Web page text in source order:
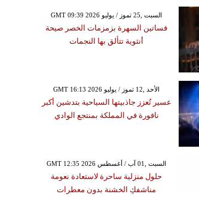
GMT 09:39 2026 السبت ,25 تموز / يوليو
فساتين السهرة بزمزمات الخصر صيحة
أنثوية تتألق بها النجمات
GMT 16:13 2026 الأحد ,12 تموز / يوليو
عسير تُعزز جاذبيتها السياحية بتدشين أكبر
نافورة في المملكة بمنتجع الوادي
GMT 12:35 2026 السبت ,01 آب / أغسطس
حلول منزلية ساحرة لاستعادة نعومة
مناشفكِ الخشنة بدون معطرات